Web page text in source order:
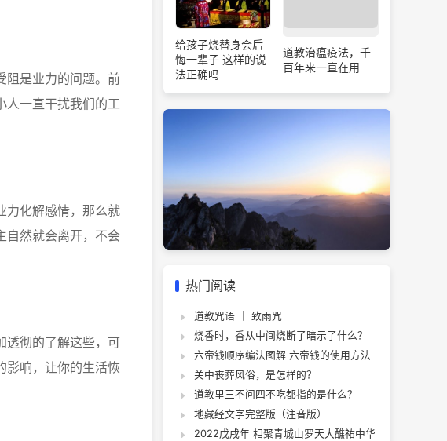
阻是业力的问题。前
人一直干扰我们的工
力化解感情，那么就
自然就会离开，不会
透彻的了解这些，可
影响，让你的生活恢
给孩子烧替身会后
悔一辈子 这样的说
法正确吗
道教治瘟疫法，千
百年来一直在用
热门阅读
道教咒语 ｜ 致雨咒
烧香时，香从中间烧断了暗示了什么？
六帝钱顺序编法图解 六帝钱的使用方法
关中丧葬风俗，是怎样的？
道教里三不问四不吃都指的是什么？
地藏经文字完整版（注音版）
2022戊戌年 相聚青城山罗天大醮祐中华